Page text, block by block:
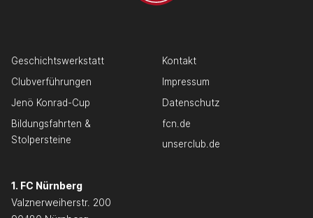
Geschichtswerkstatt
Clubverführungen
Jenö Konrad-Cup
Bildungsfahrten &
Stolpersteine
Kontakt
Impressum
Datenschutz
fcn.de
unserclub.de
1. FC Nürnberg
Valznerweiherstr. 200